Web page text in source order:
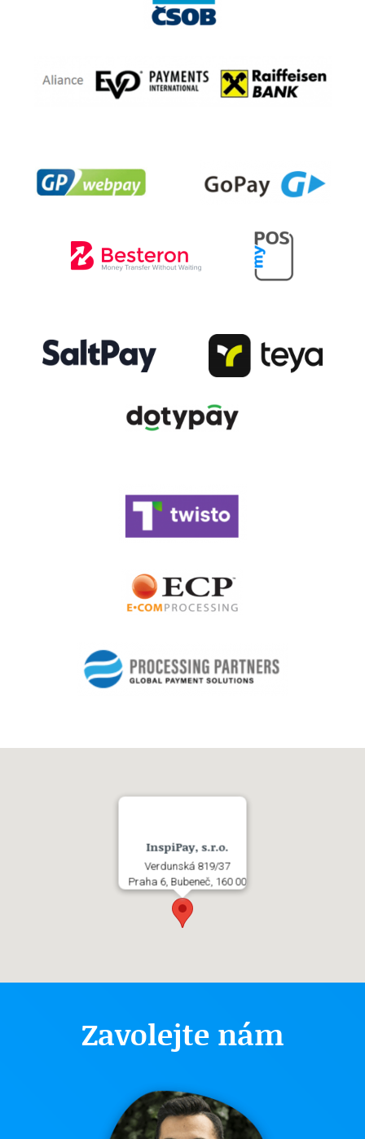
InspiPay, s.r.o.
Verdunská 819/37
Praha 6, Bubeneč, 160 00
Zavolejte nám